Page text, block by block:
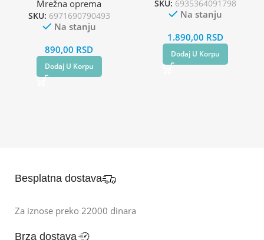
Mrežna oprema
SKU: 6971690790493
Na stanju
890,00 RSD
Dodaj U Korpu
SKU: 6935364091798
Na stanju
1.890,00 RSD
Dodaj U Korpu
Besplatna dostava
Za iznose preko 22000 dinara
Brza dostava